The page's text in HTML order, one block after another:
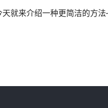
就来介绍一种更简洁的方